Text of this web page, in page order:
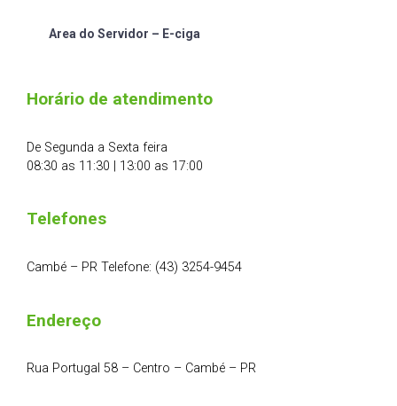
Area do Servidor – E-ciga
Horário de atendimento
De Segunda a Sexta feira
08:30 as 11:30 | 13:00 as 17:00
Telefones
Cambé – PR Telefone: (43) 3254-9454
Endereço
Rua Portugal 58 – Centro – Cambé – PR